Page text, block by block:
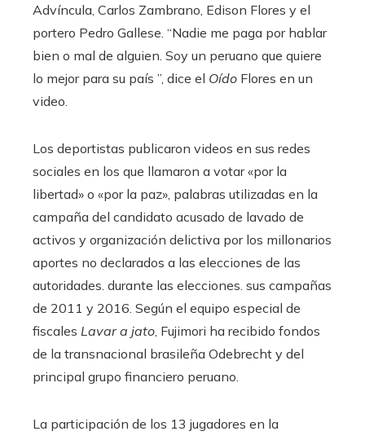
Advíncula, Carlos Zambrano, Edison Flores y el
portero Pedro Gallese. “Nadie me paga por hablar
bien o mal de alguien. Soy un peruano que quiere
lo mejor para su país ”, dice el Oído Flores en un
video.
Los deportistas publicaron videos en sus redes
sociales en los que llamaron a votar «por la
libertad» o «por la paz», palabras utilizadas en la
campaña del candidato acusado de lavado de
activos y organización delictiva por los millonarios
aportes no declarados a las elecciones de las
autoridades. durante las elecciones. sus campañas
de 2011 y 2016. Según el equipo especial de
fiscales Lavar a jato , Fujimori ha recibido fondos
de la transnacional brasileña Odebrecht y del
principal grupo financiero peruano.
La participación de los 13 jugadores en la